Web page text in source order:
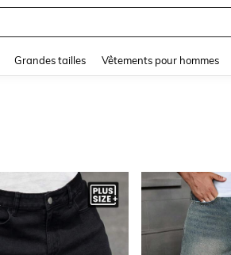
Grandes tailles Vêtements pour hommes